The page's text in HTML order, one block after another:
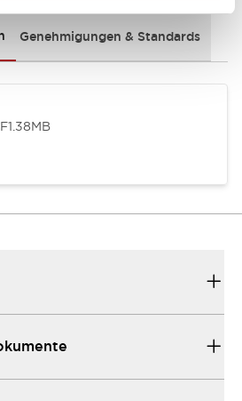
Genehmigungen & Standards
1.38MB